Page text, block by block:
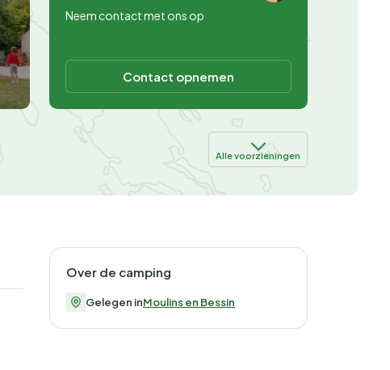
Neem contact met ons op
Contact opnemen
Alle voorzieningen
Over de camping
Gelegen inMoulins en Bessin